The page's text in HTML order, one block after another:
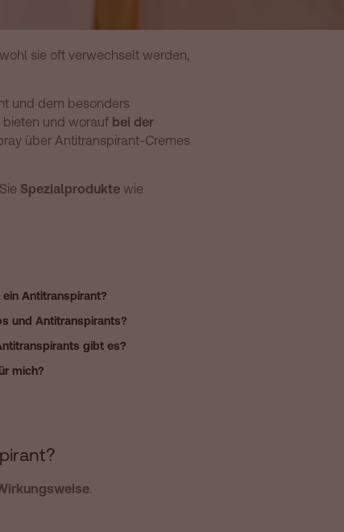
sie oft verwechselt werden,
und dem besonders
bieten und worauf bei der
über Antitranspirant-Cremes
Spezialprodukte wie
Antitranspirant?
und Antitranspirants?
gibt es?
mich?
.